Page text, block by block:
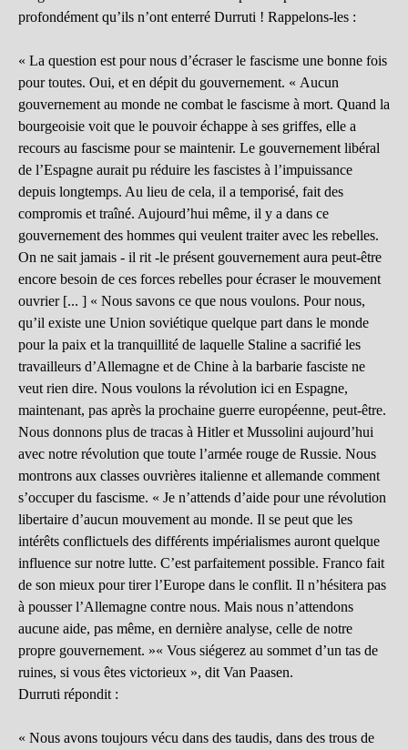
profondément qu’ils n’ont enterré Durruti ! Rappelons-les :
« La question est pour nous d’écraser le fascisme une bonne fois
pour toutes. Oui, et en dépit du gouvernement. « Aucun
gouvernement au monde ne combat le fascisme à mort. Quand la
bourgeoisie voit que le pouvoir échappe à ses griffes, elle a
recours au fascisme pour se maintenir. Le gouvernement libéral
de l’Espagne aurait pu réduire les fascistes à l’impuissance
depuis longtemps. Au lieu de cela, il a temporisé, fait des
compromis et traîné. Aujourd’hui même, il y a dans ce
gouvernement des hommes qui veulent traiter avec les rebelles.
On ne sait jamais - il rit -le présent gouvernement aura peut-être
encore besoin de ces forces rebelles pour écraser le mouvement
ouvrier [... ] « Nous savons ce que nous voulons. Pour nous,
qu’il existe une Union soviétique quelque part dans le monde
pour la paix et la tranquillité de laquelle Staline a sacrifié les
travailleurs d’Allemagne et de Chine à la barbarie fasciste ne
veut rien dire. Nous voulons la révolution ici en Espagne,
maintenant, pas après la prochaine guerre européenne, peut-être.
Nous donnons plus de tracas à Hitler et Mussolini aujourd’hui
avec notre révolution que toute l’armée rouge de Russie. Nous
montrons aux classes ouvrières italienne et allemande comment
s’occuper du fascisme. « Je n’attends d’aide pour une révolution
libertaire d’aucun mouvement au monde. Il se peut que les
intérêts conflictuels des différents impérialismes auront quelque
influence sur notre lutte. C’est parfaitement possible. Franco fait
de son mieux pour tirer l’Europe dans le conflit. Il n’hésitera pas
à pousser l’Allemagne contre nous. Mais nous n’attendons
aucune aide, pas même, en dernière analyse, celle de notre
propre gouvernement. »« Vous siégerez au sommet d’un tas de
ruines, si vous êtes victorieux », dit Van Paasen.
Durruti répondit :
« Nous avons toujours vécu dans des taudis, dans des trous de